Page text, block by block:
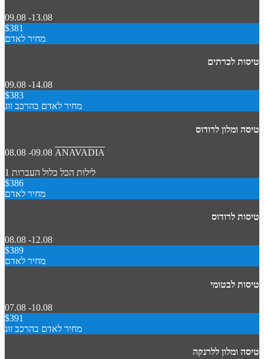
09.08 -13.08
$381
מחיר לאדם
טיסות לכרתים
09.08 -14.08
$383
מחיר לאדם בהרכב זוג
טיסה ומלון לרודוס
08.08 -09.08 ANAVADIA
1 לילות הכל כלול העברות
$386
מחיר לאדם
טיסות לרודוס
08.08 -12.08
$389
מחיר לאדם
טיסות לבטומי
07.08 -10.08
$391
מחיר לאדם בהרכב זוג
טיסה ומלון ללרנקה